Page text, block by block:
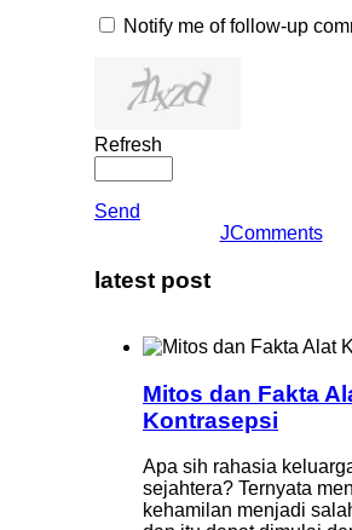
Notify me of follow-up
Refresh
Send
JComments
latest post
Mitos dan Fakta
Kontrasepsi
Apa sih rahasia
sejahtera? Ternyata
kehamilan menjadi